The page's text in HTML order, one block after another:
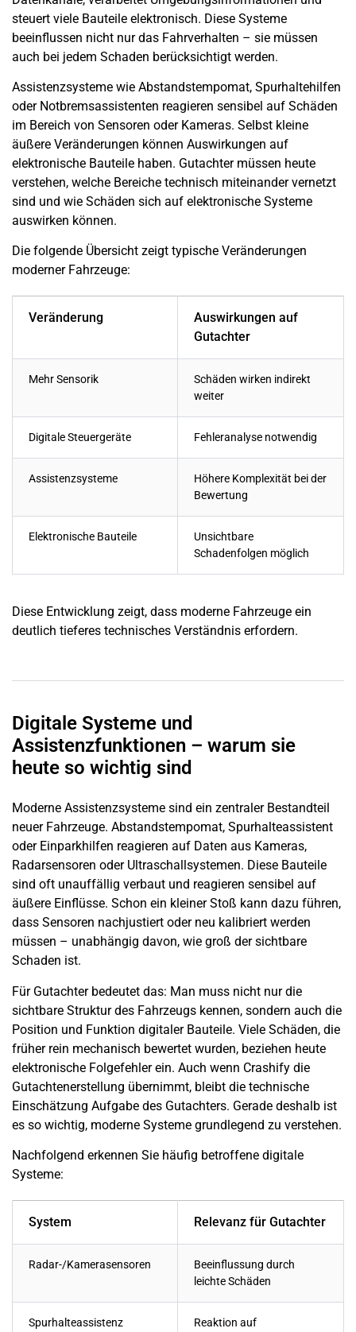
steuert viele Bauteile elektronisch. Diese Systeme
beeinflussen nicht nur das Fahrverhalten – sie müssen
auch bei jedem Schaden berücksichtigt werden.
Assistenzsysteme wie Abstandstempomat, Spurhaltehilfen
oder Notbremsassistenten reagieren sensibel auf Schäden
im Bereich von Sensoren oder Kameras. Selbst kleine
äußere Veränderungen können Auswirkungen auf
elektronische Bauteile haben. Gutachter müssen heute
verstehen, welche Bereiche technisch miteinander vernetzt
sind und wie Schäden sich auf elektronische Systeme
auswirken können.
Die folgende Übersicht zeigt typische Veränderungen
moderner Fahrzeuge:
Veränderung
Auswirkungen auf
Gutachter
Mehr Sensorik
Schäden wirken indirekt
weiter
Digitale Steuergeräte Fehleranalyse notwendig
Assistenzsysteme
Höhere Komplexität bei der
Bewertung
Elektronische Bauteile
Unsichtbare
Schadenfolgen möglich
Diese Entwicklung zeigt, dass moderne Fahrzeuge ein
deutlich tieferes technisches Verständnis erfordern.
Digitale Systeme und
Assistenzfunktionen – warum sie
heute so wichtig sind
Moderne Assistenzsysteme sind ein zentraler Bestandteil
neuer Fahrzeuge. Abstandstempomat, Spurhalteassistent
oder Einparkhilfen reagieren auf Daten aus Kameras,
Radarsensoren oder Ultraschallsystemen. Diese Bauteile
sind oft unauffällig verbaut und reagieren sensibel auf
äußere Einflüsse. Schon ein kleiner Stoß kann dazu führen,
dass Sensoren nachjustiert oder neu kalibriert werden
müssen – unabhängig davon, wie groß der sichtbare
Schaden ist.
Für Gutachter bedeutet das: Man muss nicht nur die
sichtbare Struktur des Fahrzeugs kennen, sondern auch die
Position und Funktion digitaler Bauteile. Viele Schäden, die
früher rein mechanisch bewertet wurden, beziehen heute
elektronische Folgefehler ein. Auch wenn Crashify die
Gutachtenerstellung übernimmt, bleibt die technische
Einschätzung Aufgabe des Gutachters. Gerade deshalb ist
es so wichtig, moderne Systeme grundlegend zu verstehen.
Nachfolgend erkennen Sie häufig betroffene digitale
Systeme:
System Relevanz für Gutachter
Radar-/Kamerasensoren
Beeinflussung durch
leichte Schäden
Spurhalteassistenz
Reaktion auf